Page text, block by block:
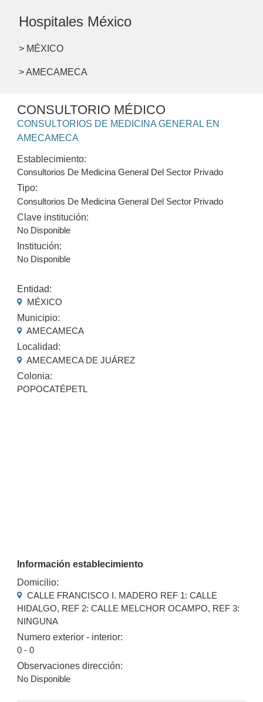
Hospitales México
> MÉXICO
> AMECAMECA
CONSULTORIO MÉDICO
CONSULTORIOS DE MEDICINA GENERAL EN
AMECAMECA
Establecimiento:
Consultorios De Medicina General Del Sector Privado
Tipo:
Consultorios De Medicina General Del Sector Privado
Clave institución:
No Disponible
Institución:
No Disponible
Entidad:
MÉXICO
Municipio:
AMECAMECA
Localidad:
AMECAMECA DE JUÁREZ
Colonia:
POPOCATÉPETL
Información establecimiento
Domicilio:
CALLE FRANCISCO I. MADERO REF 1: CALLE
HIDALGO, REF 2: CALLE MELCHOR OCAMPO, REF 3:
NINGUNA
Numero exterior - interior:
0 - 0
Observaciones dirección:
No Disponible